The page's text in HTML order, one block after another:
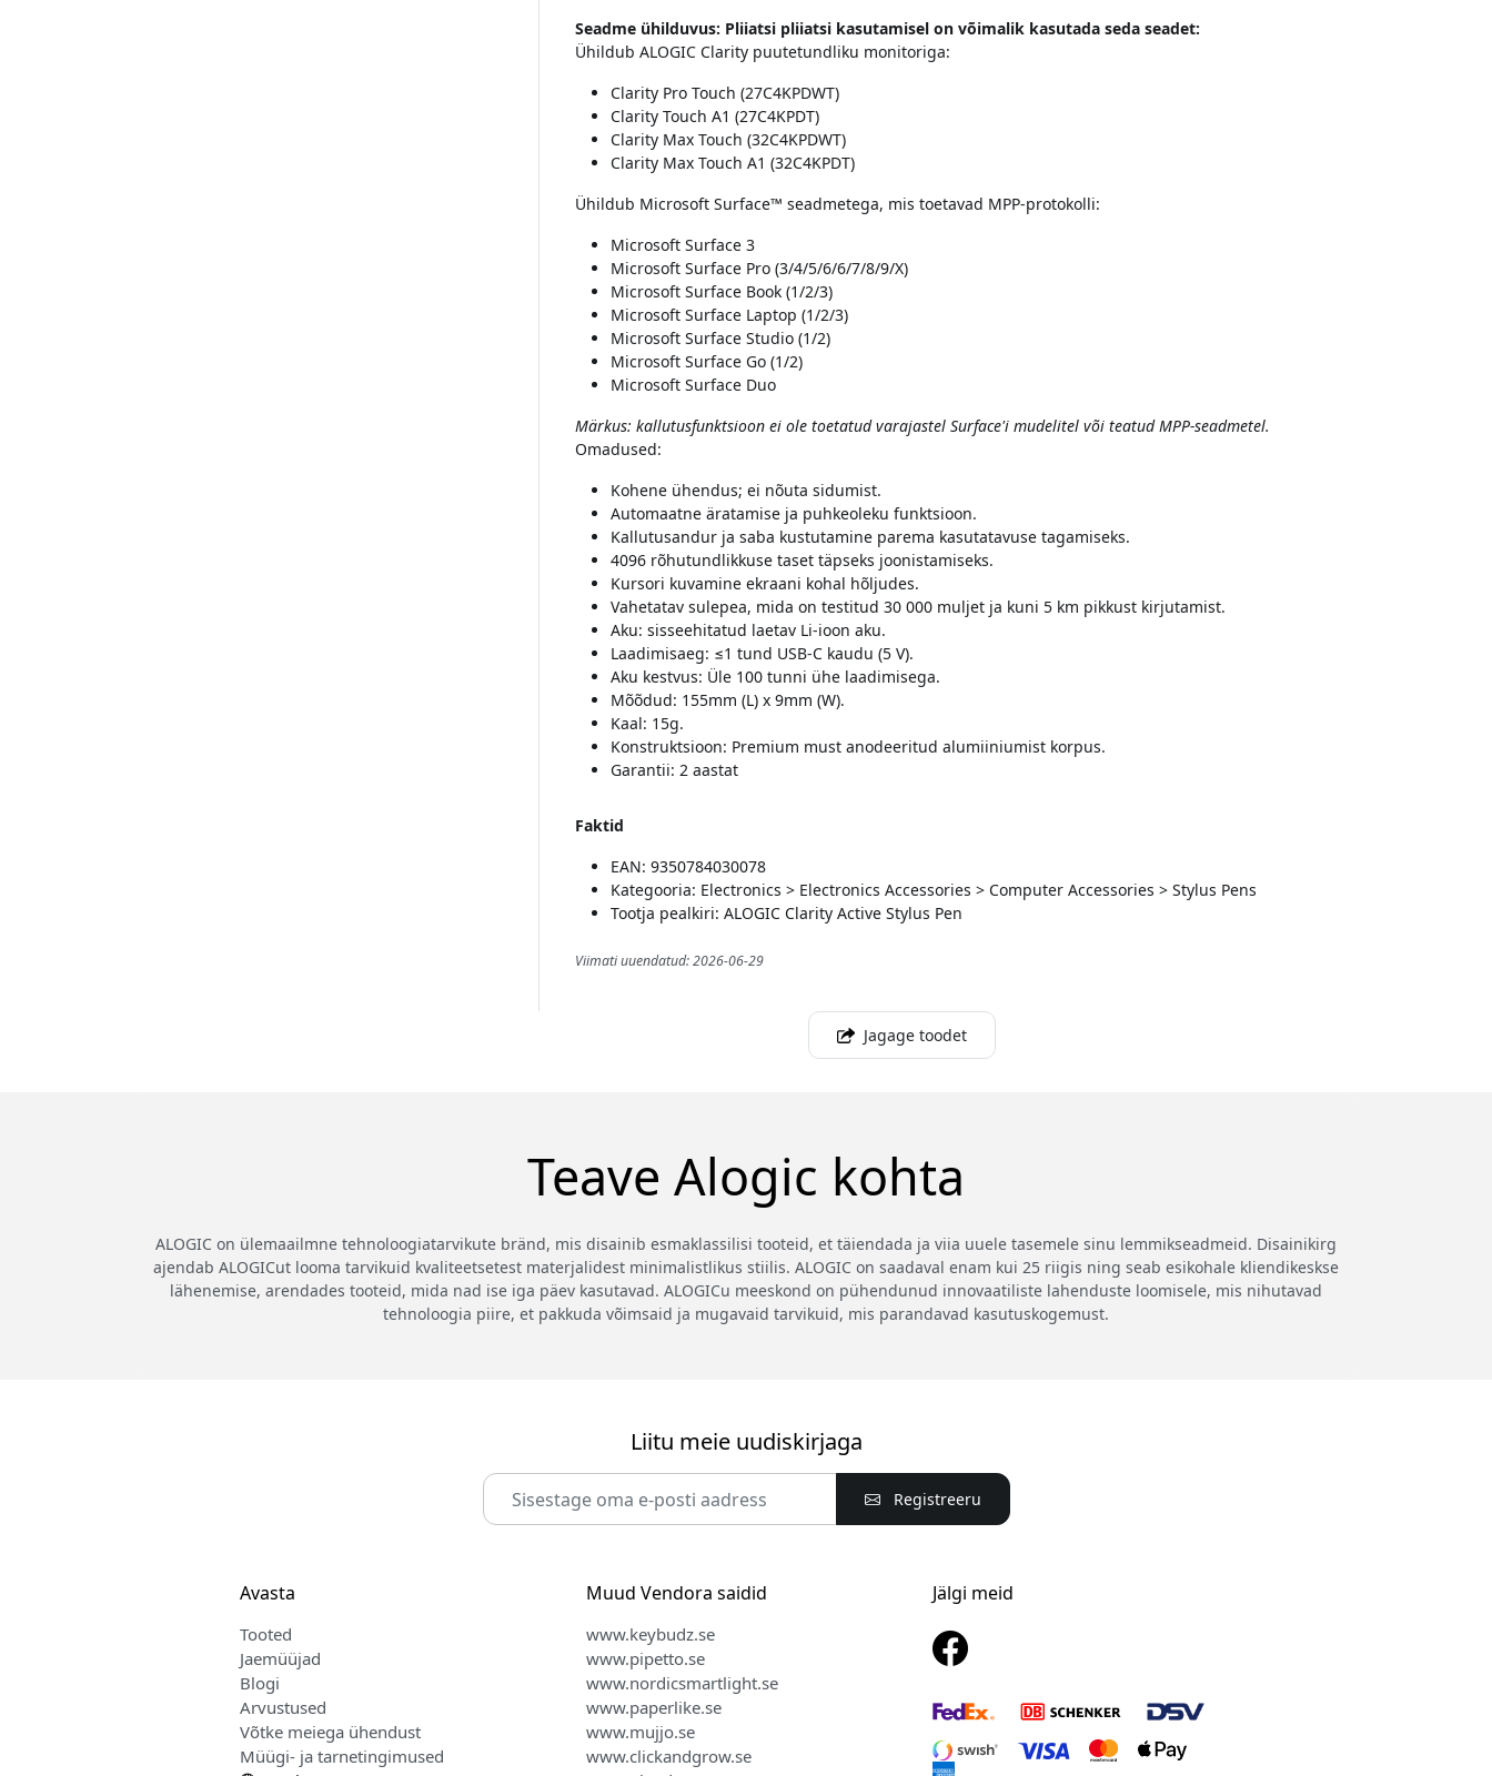
Seadme ühilduvus: Pliiatsi pliiatsi kasutamisel on võimalik kasutada seda seadet:
Ühildub ALOGIC Clarity puutetundliku monitoriga:
Clarity Pro Touch (27C4KPDWT)
Clarity Touch A1 (27C4KPDT)
Clarity Max Touch (32C4KPDWT)
Clarity Max Touch A1 (32C4KPDT)
Ühildub Microsoft Surface™ seadmetega, mis toetavad MPP-protokolli:
Microsoft Surface 3
Microsoft Surface Pro (3/4/5/6/6/7/8/9/X)
Microsoft Surface Book (1/2/3)
Microsoft Surface Laptop (1/2/3)
Microsoft Surface Studio (1/2)
Microsoft Surface Go (1/2)
Microsoft Surface Duo
Märkus: kallutusfunktsioon ei ole toetatud varajastel Surface'i mudelitel või teatud MPP-seadmetel.
Omadused:
Kohene ühendus; ei nõuta sidumist.
Automaatne äratamise ja puhkeoleku funktsioon.
Kallutusandur ja saba kustutamine parema kasutatavuse tagamiseks.
4096 rõhutundlikkuse taset täpseks joonistamiseks.
Kursori kuvamine ekraani kohal hõljudes.
Vahetatav sulepea, mida on testitud 30 000 muljet ja kuni 5 km pikkust kirjutamist.
Aku: sisseehitatud laetav Li-ioon aku.
Laadimisaeg: ≤1 tund USB-C kaudu (5 V).
Aku kestvus: Üle 100 tunni ühe laadimisega.
Mõõdud: 155mm (L) x 9mm (W).
Kaal: 15g.
Konstruktsioon: Premium must anodeeritud alumiiniumist korpus.
Garantii: 2 aastat
Faktid
EAN: 9350784030078
Kategooria: Electronics > Electronics Accessories > Computer Accessories > Stylus Pens
Tootja pealkiri: ALOGIC Clarity Active Stylus Pen
Viimati uuendatud: 2026-06-29
Jagage toodet
Teave Alogic kohta
ALOGIC on ülemaailmne tehnoloogiatarvikute bränd, mis disainib esmaklassilisi tooteid, et täiendada ja viia uuele tasemele sinu lemmikseadmeid. Disainikirg
ajendab ALOGICut looma tarvikuid kvaliteetsetest materjalidest minimalistlikus stiilis. ALOGIC on saadaval enam kui 25 riigis ning seab esikohale kliendikeskse
lähenemise, arendades tooteid, mida nad ise iga päev kasutavad. ALOGICu meeskond on pühendunud innovaatiliste lahenduste loomisele, mis nihutavad
tehnoloogia piire, et pakkuda võimsaid ja mugavaid tarvikuid, mis parandavad kasutuskogemust.
Liitu meie uudiskirjaga
Registreeru
Avasta
Tooted
Jaemüüjad
Blogi
Arvustused
Võtke meiega ühendust
Müügi- ja tarnetingimused
Muud Vendora saidid
www.keybudz.se
www.pipetto.se
www.nordicsmartlight.se
www.paperlike.se
www.mujjo.se
www.clickandgrow.se
Jälgi meid